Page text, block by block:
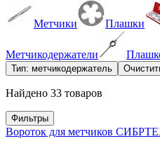
Метчики Плашки
Метчикодержатели
Тип: метчикодержатель
Найдено 33 товаров
Фильтры
Вороток для метчиков